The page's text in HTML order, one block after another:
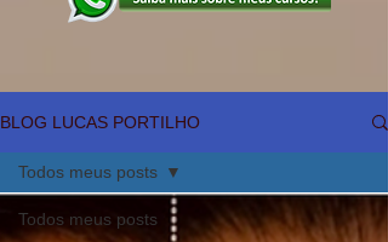
BLOG LUCAS PORTILHO
Todos meus posts
Todos meus posts